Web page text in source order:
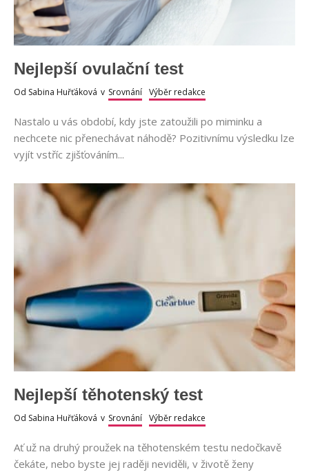
Nejlepší ovulační test
Od Sabina Huřťáková v Srovnání Výběr redakce
Nastalo u vás období, kdy jste zatoužili po miminku a
nechcete nic přenechávat náhodě? Pozitivnímu výsledku lze
vyjít vstříc zjišťováním...
Nejlepší těhotenský test
Od Sabina Huřťáková v Srovnání Výběr redakce
Ať už na druhý proužek na těhotenském testu nedočkavě
čekáte, nebo byste jej raději neviděli, v životě ženy